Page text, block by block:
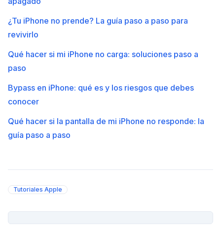
¿Tu iPhone no prende? La guía paso a paso para
revivirlo
Qué hacer si mi iPhone no carga: soluciones paso a
paso
Bypass en iPhone: qué es y los riesgos que debes
conocer
Qué hacer si la pantalla de mi iPhone no responde: la
guía paso a paso
Tutoriales Apple